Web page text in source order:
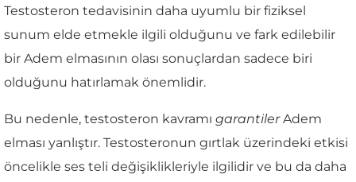
Testosteron tedavisinin daha uyumlu bir fiziksel
sunum elde etmekle ilgili olduğunu ve fark edilebilir
bir Adem elmasının olası sonuçlardan sadece biri
olduğunu hatırlamak önemlidir.
Bu nedenle, testosteron kavramı garantilerAdem
elması yanlıştır. Testosteronun gırtlak üzerindeki etkisi
öncelikle ses teli değişiklikleriyle ilgilidir ve bu da daha